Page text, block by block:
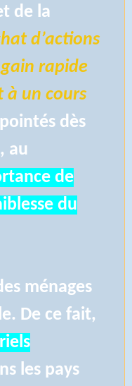
de la
d’actions
rapide
à un cours
dès
au
de
du
ménages
De ce fait,
les pays